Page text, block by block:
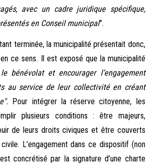
avec un cadre juridique spécifique,
en Conseil municipal".
terminée, la municipalité présentait donc,
ce sens. Il est exposé que la municipalité
bénévolat et encourager l’engagement
au service de leur collectivité en créant
Pour intégrer la réserve citoyenne, les
plusieurs conditions : être majeurs,
de leurs droits civiques et être couverts
L’engagement dans ce dispositif (non
concrétisé par la signature d’une charte